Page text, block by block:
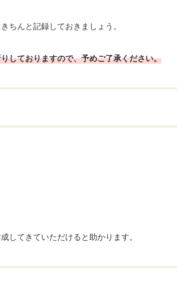
ちんと記録しておきましょう。
しておりますので、予めご了承ください。
してきていただけると助かります。